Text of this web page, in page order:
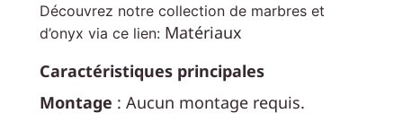
Découvrez notre collection de marbres et
d’onyx via ce lien: Matériaux
Caractéristiques principales
Montage : Aucun montage requis.